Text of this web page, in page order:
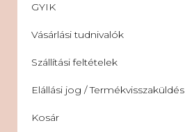
GYIK
Vásárlási tudnivalók
Szállítási feltételek
Elállási jog / Termékvisszaküldés
Kosár